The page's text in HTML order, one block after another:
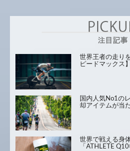
世界王者の走り
ピードマックス
国内人気No1の
却アイテムが当
世界で戦える身
「ATHLETE